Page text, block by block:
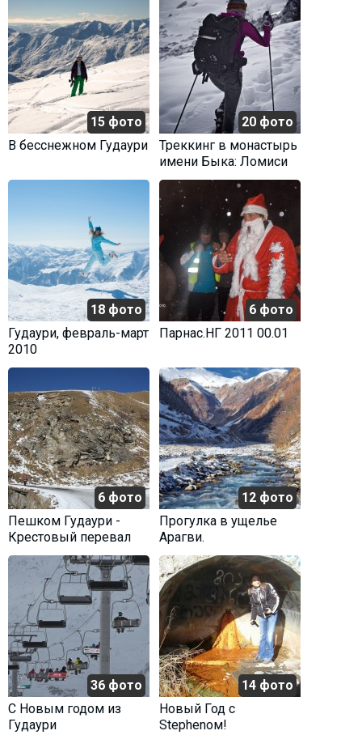
15 фото
В бесснежном Гудаури
20 фото
Треккинг в монастырь
имени Быка: Ломиси
18 фото
Гудаури, февраль-март
2010
6 фото
Парнас.НГ 2011 00.01
6 фото
Пешком Гудаури -
Крестовый перевал
12 фото
Прогулка в ущелье
Арагви.
36 фото
C Новым годом из
Гудаури
14 фото
Новый Год с
Stephenом!